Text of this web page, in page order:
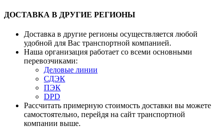
ДОСТАВКА В ДРУГИЕ РЕГИОНЫ
Доставка в другие регионы осуществляется любой
удобной для Вас транспортной компанией.
Наша организация работает со всеми основными
перевозчиками:
Деловые линии
СДЭК
ПЭК
DPD
Рассчитать примерную стоимость доставки вы можете
самостоятельно, перейдя на сайт транспортной
компании выше.